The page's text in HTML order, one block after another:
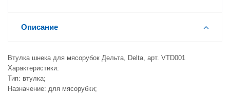
Описание
Втулка шнека для мясорубок Дельта, Delta, арт. VTD001
Характеристики:
Тип: втулка;
Назначение: для мясорубки;